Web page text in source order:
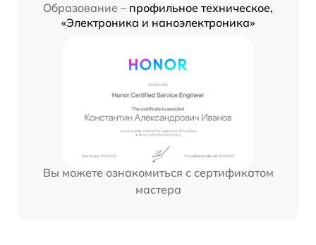
Образование – профильное техническое,
«Электроника и наноэлектроника»
Вы можете ознакомиться с сертификатом
мастера